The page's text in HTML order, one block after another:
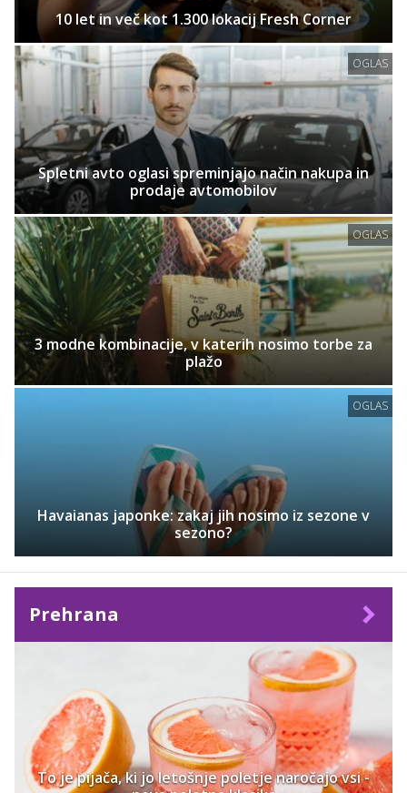
10 let in več kot 1.300 lokacij Fresh Corner
OGLAS
Spletni avto oglasi spreminjajo način nakupa in
prodaje avtomobilov
OGLAS
3 modne kombinacije, v katerih nosimo torbe za
plažo
OGLAS
Havaianas japonke: zakaj jih nosimo iz sezone v
sezono?
Prehrana
To je pijača, ki jo letošnje poletje naročajo vsi -